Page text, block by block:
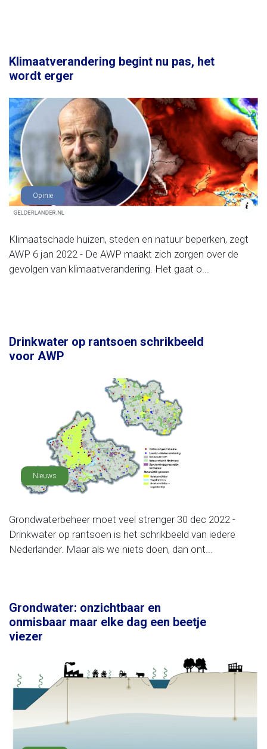
Klimaatverandering begint nu pas, het
wordt erger
Opinie
Klimaatschade huizen, steden en natuur beperken, zegt
AWP 6 jan 2022 - De AWP maakt zich zorgen over de
gevolgen van klimaatverandering. Het gaat o...
Drinkwater op rantsoen schrikbeeld
voor AWP
Nieuws
Grondwaterbeheer moet veel strenger 30 dec 2022 -
Drinkwater op rantsoen is het schrikbeeld van iedere
Nederlander. Maar als we niets doen, dan ont...
Grondwater: onzichtbaar en
onmisbaar maar elke dag een beetje
viezer